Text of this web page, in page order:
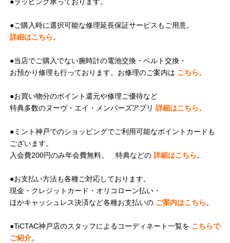
●ご購入時に選択可能な修理延長保証サービスもご用意。
詳細はこちら。
●当店でご購入でない腕時計の電池交換・ベルト交換・
お預かり修理も行っております。お修理のご案内は こちら。
●お買い物分のポイント還元や修理ご優待など
特典多数のヌーヴ・エイ・メンバーズアプリ 詳細はこちら。
●ミント神戸でのショッピングでご利用可能なポイントカードも
ございます。
入会費200円のみ年会費無料。 特典などの 詳細はこちら。
●お支払い方法も各種ご対応しております。
現金・クレジットカード・オリコローン払い・
ほかキャッシュレス決済など各種お支払いの ご案内はこちら。
●TiCTAC神戸店のスタッフによるコーディネート一覧を こちらで
ご紹介。